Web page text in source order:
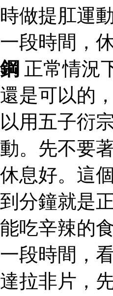
時做提肛運
一段時間，
鋼 正常情況
還是可以的
以用五子衍
動。先不要
休息好。這
到分鐘就是
能吃辛辣的
一段時間，
達拉非片，